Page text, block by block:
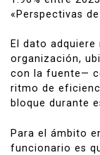
«Perspectivas
El dato
organización,
con la fuente—
ritmo de
bloque durante
Para el ámbito
funcionario es